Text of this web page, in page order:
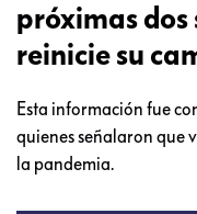
próximas dos
reinicie su
Esta información fue
quienes señalaron que
la pandemia.